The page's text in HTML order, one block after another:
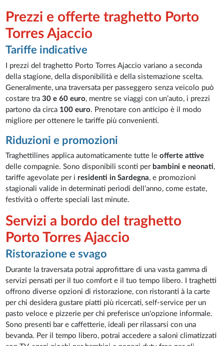
Prezzi e offerte traghetto Porto
Torres Ajaccio
Tariffe indicative
I prezzi del traghetto Porto Torres Ajaccio variano a seconda
della stagione, della disponibilità e della sistemazione scelta.
Generalmente, una traversata per passeggero senza veicolo può
costare tra30 e 60 euro, mentre se viaggi con un’auto, i prezzi
partono da circa 100 euro. Prenotare con anticipo è il modo
migliore per ottenere le tariffe più convenienti.
Riduzioni e promozioni
Traghettilines applica automaticamente tutte leofferte attive
delle compagnie. Sono disponibili sconti per bambini e neonati,
tariffe agevolate per i residenti in Sardegna, e promozioni
stagionali valide in determinati periodi dell’anno, come estate,
festività o offerte speciali last minute.
Servizi a bordo del traghetto
Porto Torres Ajaccio
Ristorazione e svago
Durante la traversata potrai approfittare di una vasta gamma di
servizi pensati per il tuo comfort e il tuo tempo libero. I traghetti
offrono diverse opzioni di ristorazione, con ristoranti à la carte
per chi desidera gustare piatti più ricercati, self-service per un
pasto veloce e pizzerie per chi preferisce un'opzione informale.
Sono presenti bar e caffetterie, ideali per rilassarsi con una
bevanda. Per il tempo libero, potrai accedere a saloni climatizzati